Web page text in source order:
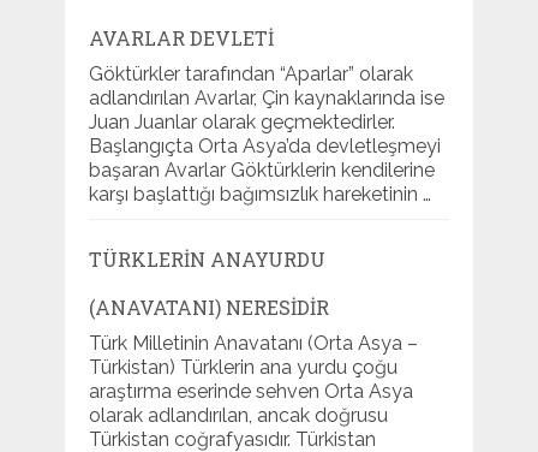
AVARLAR DEVLETI
Göktürkler tarafından “Aparlar” olarak
adlandırılan Avarlar, Çin kaynaklarında ise
Juan Juanlar olarak geçmektedirler.
Başlangıçta Orta Asya’da devletleşmeyi
başaran Avarlar Göktürklerin kendilerine
karşı başlattığı bağımsızlık hareketinin …
TÜRKLERIN ANAYURDU
(ANAVATANI) NERESIDIR
Türk Milletinin Anavatanı (Orta Asya –
Türkistan) Türklerin ana yurdu çoğu
araştırma eserinde sehven Orta Asya
olarak adlandırılan, ancak doğrusu
Türkistan coğrafyasıdır. Türkistan